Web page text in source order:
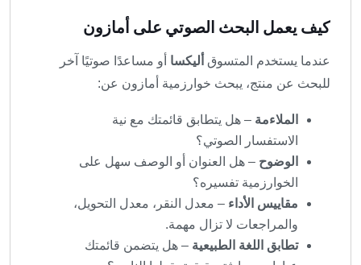
كيف يعمل البحث الصوتي على أمازون
عندما يستخدم المتسوق أليكسا أو مساعدًا صوتيًا آخر
للبحث عن منتج، يبحث خوارزمية أمازون عن:
الملاءمة – هل يتطابق قائمتك مع نية
الاستفسار الصوتي؟
الوضوح – هل العنوان أو الوصف سهل على
الخوارزمية تفسيره؟
مقاييس الأداء – معدل النقر، معدل التحويل،
والمراجعات لا تزال مهمة.
تطابق اللغة الطبيعية – هل يتضمن قائمتك